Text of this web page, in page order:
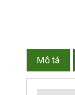
Mô tả